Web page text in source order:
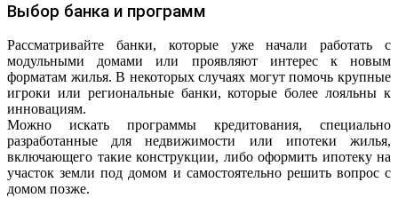
Выбор банка и программ
Рассматривайте банки, которые уже начали работать с
модульными домами или проявляют интерес к новым
форматам жилья. В некоторых случаях могут помочь крупные
игроки или региональные банки, которые более лояльны к
инновациям.
Можно искать программы кредитования, специально
разработанные для недвижимости или ипотеки жилья,
включающего такие конструкции, либо оформить ипотеку на
участок земли под домом и самостоятельно решить вопрос с
домом позже.